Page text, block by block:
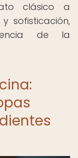
clásico a
sofisticación,
de la